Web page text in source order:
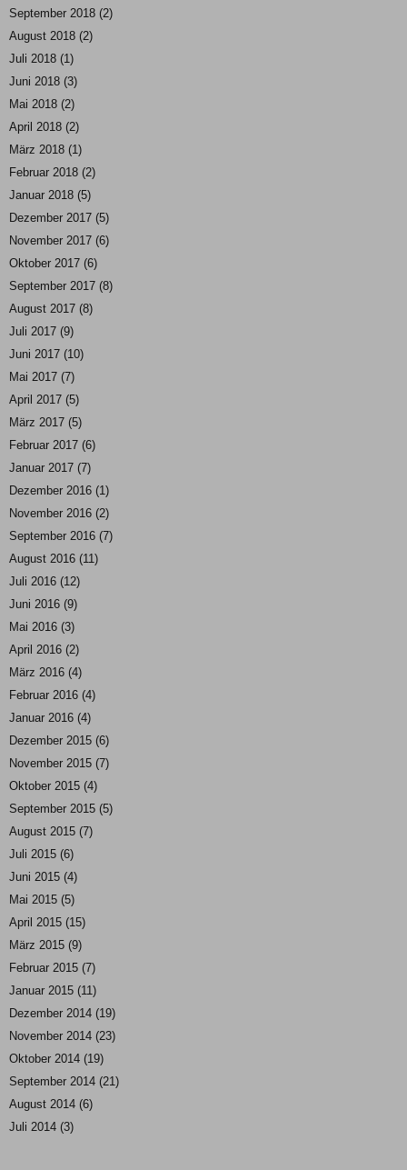
September 2018 (2)
August 2018 (2)
Juli 2018 (1)
Juni 2018 (3)
Mai 2018 (2)
April 2018 (2)
März 2018 (1)
Februar 2018 (2)
Januar 2018 (5)
Dezember 2017 (5)
November 2017 (6)
Oktober 2017 (6)
September 2017 (8)
August 2017 (8)
Juli 2017 (9)
Juni 2017 (10)
Mai 2017 (7)
April 2017 (5)
März 2017 (5)
Februar 2017 (6)
Januar 2017 (7)
Dezember 2016 (1)
November 2016 (2)
September 2016 (7)
August 2016 (11)
Juli 2016 (12)
Juni 2016 (9)
Mai 2016 (3)
April 2016 (2)
März 2016 (4)
Februar 2016 (4)
Januar 2016 (4)
Dezember 2015 (6)
November 2015 (7)
Oktober 2015 (4)
September 2015 (5)
August 2015 (7)
Juli 2015 (6)
Juni 2015 (4)
Mai 2015 (5)
April 2015 (15)
März 2015 (9)
Februar 2015 (7)
Januar 2015 (11)
Dezember 2014 (19)
November 2014 (23)
Oktober 2014 (19)
September 2014 (21)
August 2014 (6)
Juli 2014 (3)